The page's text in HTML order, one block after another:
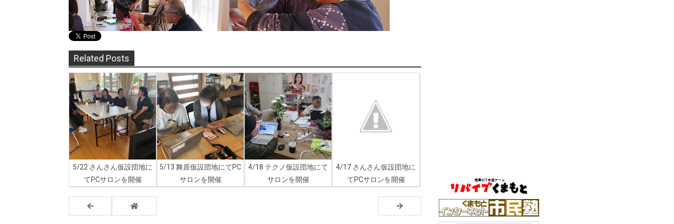
Related Posts
5/22 さんさん仮設団地に
てPCサロンを開催
5/13 舞原仮設団地にてPC
サロンを開催
4/18 テクノ仮設団地にて
サロンを開催
4/17 さんさん仮設団地に
てPCサロンを開催